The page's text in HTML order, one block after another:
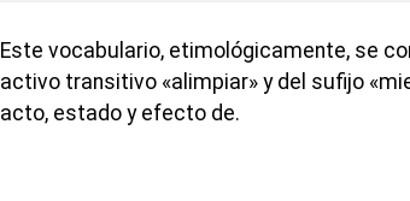
Este vocabulario, etimológicamente, se
activo transitivo «alimpiar» y del sufijo
acto, estado y efecto de.